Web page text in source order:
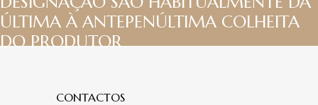
ÚLTIMA À ANTEPENÚLTIMA COLHEITA
DO PRODUTOR
CONTACTOS